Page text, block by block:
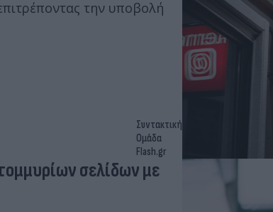
την υποβολή
Συντακτική
Ομάδα
Flash.gr
σελίδων με